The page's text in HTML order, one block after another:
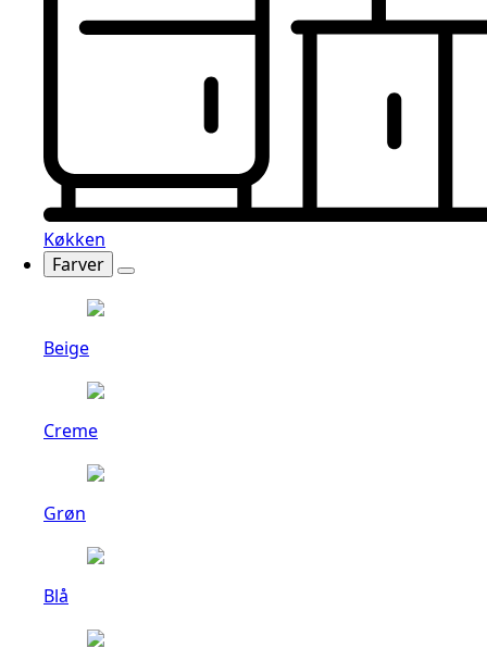
Køkken
Farver
Beige
Creme
Grøn
Blå